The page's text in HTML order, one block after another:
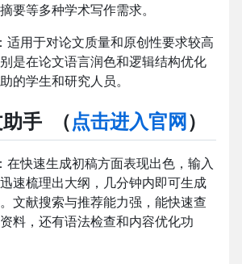
要等多种学术写作需求。
：适用于对论文质量和原创性要求较高
是在论文语言润色和逻辑结构优化
的学生和研究人员。
手 （点击进入官网 ）
：在快速生成初稿方面表现出色，输入
速梳理出大纲，几分钟内即可生成
文献搜索与推荐能力强，能快速查
料，还有语法检查和内容优化功